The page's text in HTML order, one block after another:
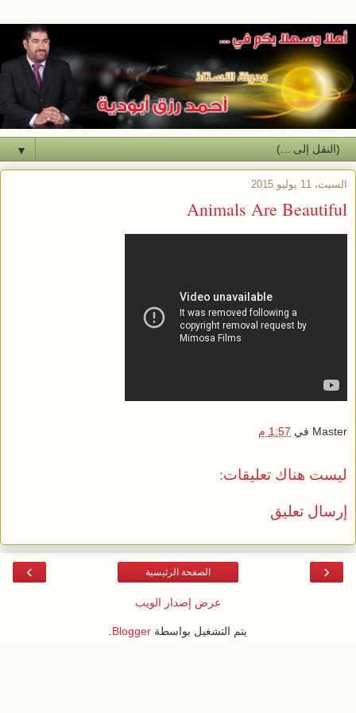
▼
السبت، 11 يوليو 2015
Animals Are Beautiful
Master في 1:57 م
ليست هناك تعليقات:
إرسال تعليق
‹
› الصفحة الرئيسية
عرض إصدار الويب
يتم التشغيل بواسطة Blogger